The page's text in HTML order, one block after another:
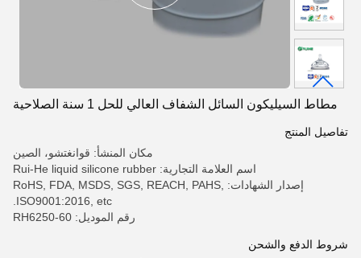
مطاط السيليكون السائل الشفاف العالي للحل 1 سنة الصلاحية
تفاصيل المنتج
مكان المنشأ: قوانغتشو، الصين
اسم العلامة التجارية: Rui-He liquid silicone rubber
إصدار الشهادات: RoHS, FDA, MSDS, SGS, REACH, PAHS,
ISO9001:2016, etc.
رقم الموديل: RH6250-60
شروط الدفع والشحن